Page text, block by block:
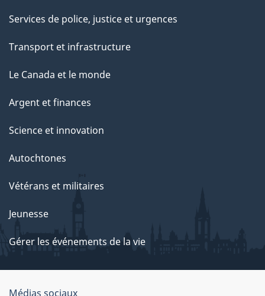
Services de police, justice et urgences
Transport et infrastructure
Le Canada et le monde
Argent et finances
Science et innovation
Autochtones
Vétérans et militaires
Jeunesse
Gérer les événements de la vie
Médias sociaux